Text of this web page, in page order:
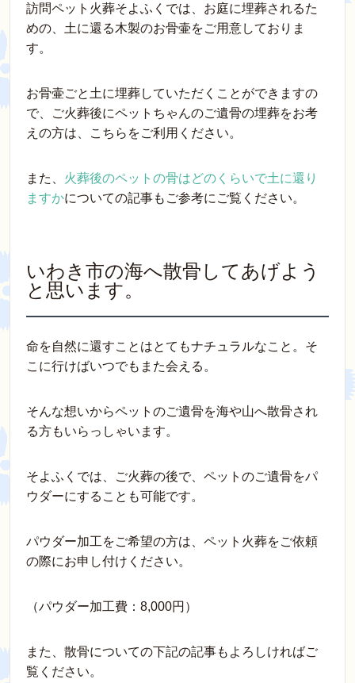
訪問ペット火葬そよふくでは、お庭に埋葬されるた
めの、土に還る木製のお骨壷をご用意しておりま
す。
お骨壷ごと土に埋葬していただくことができますの
で、ご火葬後にペットちゃんのご遺骨の埋葬をお考
えの方は、こちらをご利用ください。
また、 火葬後のペットの骨はどのくらいで土に還り
ますかについての記事もご参考にご覧ください。
いわき市の海へ散骨してあげよう
と思います。
命を自然に還すことはとてもナチュラルなこと。そ
こに行けばいつでもまた会える。
そんな想いからペットのご遺骨を海や山へ散骨され
る方もいらっしゃいます。
そよふくでは、ご火葬の後で、ペットのご遺骨をパ
ウダーにすることも可能です。
パウダー加工をご希望の方は、ペット火葬をご依頼
の際にお申し付けください。
（パウダー加工費：8,000円）
また、散骨についての下記の記事もよろしければご
覧ください。